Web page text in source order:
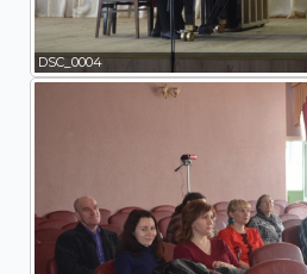
DSC_0004